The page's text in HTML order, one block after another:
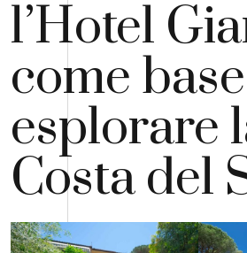
l’Hotel
come
esplorare
Costa del